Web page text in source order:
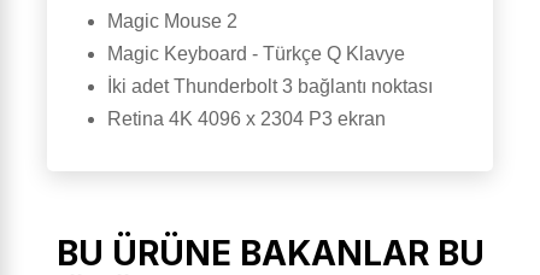
Magic Mouse 2
Magic Keyboard - Türkçe Q Klavye
İki adet Thunderbolt 3 bağlantı noktası
Retina 4K 4096 x 2304 P3 ekran
BU ÜRÜNE BAKANLAR BU